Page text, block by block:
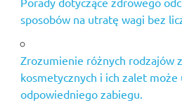
sposobów na utratę wagi bez
Zrozumienie różnych rodzajów
kosmetycznych i ich zalet może
odpowiedniego zabiegu.